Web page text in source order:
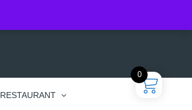
RESTAURANT
0